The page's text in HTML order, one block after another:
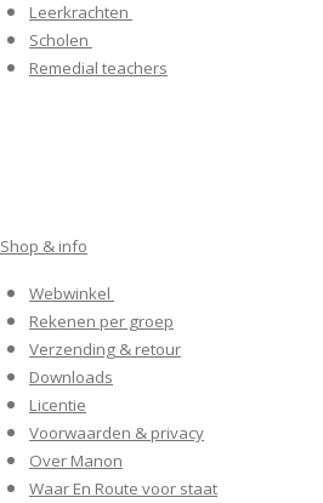
o
k
r
a
m
I
Leerkrachten
Scholen
Remedial teachers
Shop & info
Webwinkel
Rekenen per groep
Verzending & retour
Downloads
Licentie
Voorwaarden & privacy
Over Manon
Waar En Route voor staat